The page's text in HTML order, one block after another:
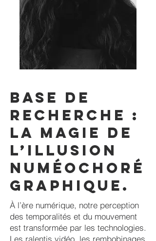
Base de
recherche :
La magie de
l’illusion
numéochoré
graphique.
À l’ère numérique, notre perception
des temporalités et du mouvement
est transformée par les technologies.
Les ralentis vidéo, les rembobinages